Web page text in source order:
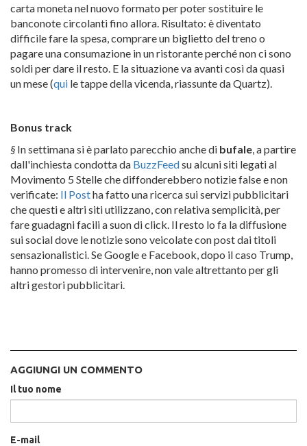
carta moneta nel nuovo formato per poter sostituire le
banconote circolanti fino allora. Risultato: è diventato
difficile fare la spesa, comprare un biglietto del treno o
pagare una consumazione in un ristorante perché non ci sono
soldi per dare il resto. E la situazione va avanti così da quasi
un mese (qui le tappe della vicenda, riassunte da Quartz).
Bonus track
§ In settimana si è parlato parecchio anche di bufale , a partire
dall'inchiesta condotta da BuzzFeedsu alcuni siti legati al
Movimento 5 Stelle che diffonderebbero notizie false e non
verificate: Il Postha fatto una ricerca sui servizi pubblicitari
che questi e altri siti utilizzano, con relativa semplicità, per
fare guadagni facili a suon di click. Il resto lo fa la diffusione
sui social dove le notizie sono veicolate con post dai titoli
sensazionalistici. Se Google e Facebook, dopo il caso Trump,
hanno promesso di intervenire, non vale altrettanto per gli
altri gestori pubblicitari.
AGGIUNGI UN COMMENTO
Il tuo nome
E-mail